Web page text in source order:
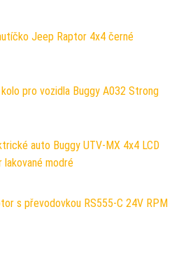
Jeep Raptor 4x4 černé
pro vozidla Buggy A032 Strong
auto Buggy UTV-MX 4x4 LCD
lakované modré
s převodovkou RS555-C 24V RPM